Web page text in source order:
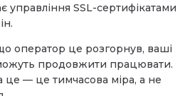
управління SSL-сертифікатами
оператор це розгорнув, ваші
продовжити працювати.
це — це тимчасова міра, а не